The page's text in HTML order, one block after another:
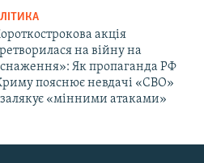
акція
на війну на
Як пропаганда РФ
пояснює невдачі «СВО»
залякує «мінними атаками»